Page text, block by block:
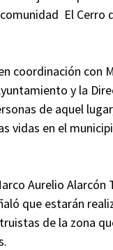
El Cerro
coordinación con
y la
de aquel
vidas en el
Aurelio Alarcón
que estarán
de la zona